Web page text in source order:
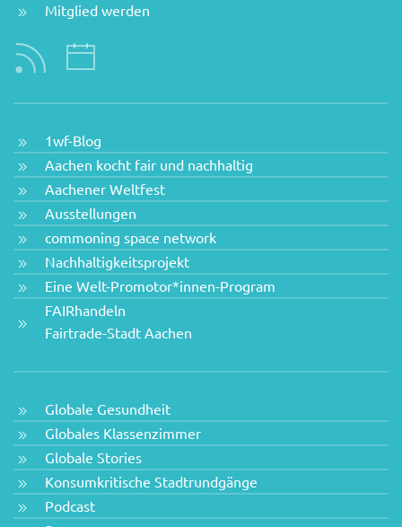
Mitglied werden
1wf-Blog
Aachen kocht fair und nachhaltig
Aachener Weltfest
Ausstellungen
commoning space network
Nachhaltigkeitsprojekt
Eine Welt-Promotor*innen-Program
FAIRhandeln
Fairtrade-Stadt Aachen
Globale Gesundheit
Globales Klassenzimmer
Globale Stories
Konsumkritische Stadtrundgänge
Podcast